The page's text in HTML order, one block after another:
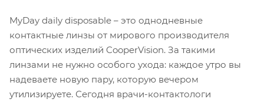
MyDay daily disposable – это однодневные
контактные линзы от мирового производителя
оптических изделий CooperVision. За такими
линзами не нужно особого ухода: каждое утро вы
надеваете новую пару, которую вечером
утилизируете. Сегодня врачи-контактологи